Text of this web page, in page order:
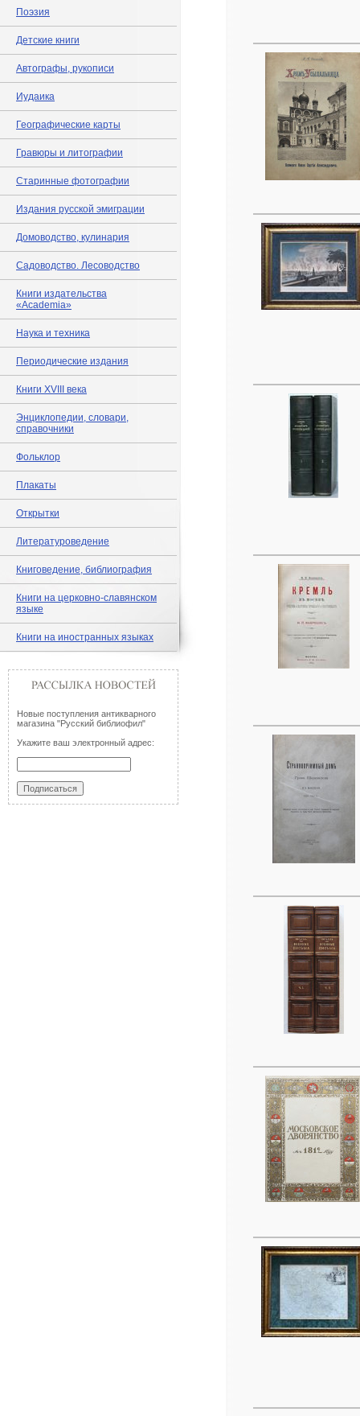
Поэзия
Детские книги
Автографы, рукописи
Иудаика
Географические карты
Гравюры и литографии
Старинные фотографии
Издания русской эмиграции
Домоводство, кулинария
Садоводство. Лесоводство
Книги издательства
«Academia»
Наука и техника
Периодические издания
Книги XVIII века
Энциклопедии, словари,
справочники
Фольклор
Плакаты
Открытки
Литературоведение
Книговедение, библиография
Книги на церковно-славянском
языке
Книги на иностранных языках
Новые поступления антикварного
магазина "Русский библиофил"
Укажите ваш электронный адрес: